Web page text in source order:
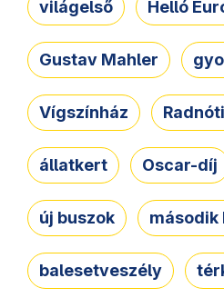
világelső Helló
Gustav Mahler
Vígszínház
állatkert Oscar-díj
új buszok második
balesetveszély